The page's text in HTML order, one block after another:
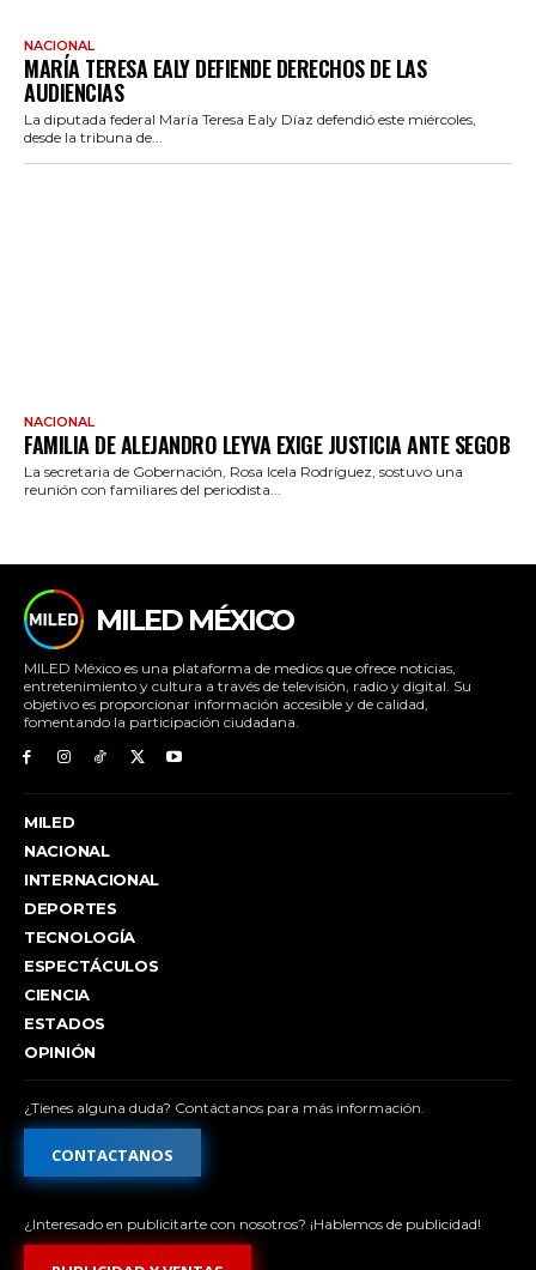
NACIONAL
MARÍA TERESA EALY DEFIENDE DERECHOS DE LAS
AUDIENCIAS
La diputada federal María Teresa Ealy Díaz defendió este miércoles,
desde la tribuna de...
NACIONAL
FAMILIA DE ALEJANDRO LEYVA EXIGE JUSTICIA ANTE SEGOB
La secretaria de Gobernación, Rosa Icela Rodríguez, sostuvo una
reunión con familiares del periodista...
MILED MÉXICO
MILED México es una plataforma de medios que ofrece noticias,
entretenimiento y cultura a través de televisión, radio y digital. Su
objetivo es proporcionar información accesible y de calidad,
fomentando la participación ciudadana.
MILED
NACIONAL
INTERNACIONAL
DEPORTES
TECNOLOGÍA
ESPECTÁCULOS
CIENCIA
ESTADOS
OPINIÓN
¿Tienes alguna duda? Contáctanos para más información.
CONTACTANOS
¿Interesado en publicitarte con nosotros? ¡Hablemos de publicidad!